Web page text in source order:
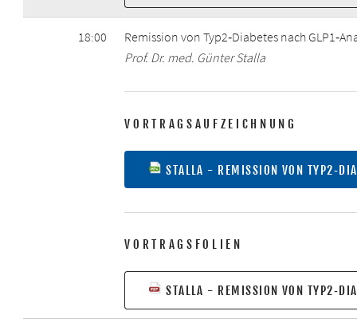
18:00
Remission von Typ2‐Diabetes nach
Prof. Dr. med. Günter Stalla
VORTRAGSAUFZEICHNUNG
STALLA - REMISSION VON
VORTRAGSFOLIEN
STALLA - REMISSION VON